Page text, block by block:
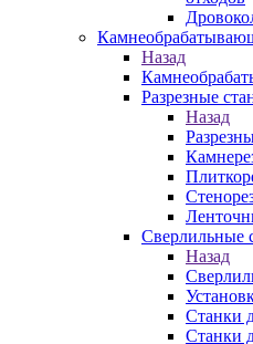
Назад
Разрезные
Назад
Сверлильные
Назад
Станки
Станки